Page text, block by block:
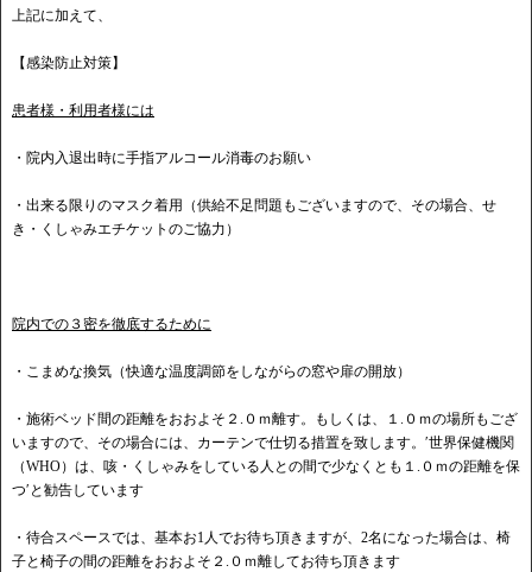
上記に加えて、
【感染防止対策】
患者様・利用者様には
・院内入退出時に手指アルコール消毒のお願い
・出来る限りのマスク着用（供給不足問題もございますので、その場合、せ
き・くしゃみエチケットのご協力）
院内での３密を徹底するために
・こまめな換気（快適な温度調節をしながらの窓や扉の開放）
・施術ベッド間の距離をおおよそ２.０ｍ離す。もしくは、１.０ｍの場所もござ
いますので、その場合には、カーテンで仕切る措置を致します。′世界保健機関
（WHO）は、咳・くしゃみをしている人との間で少なくとも１.０ｍの距離を保
つ′と勧告しています
・待合スペースでは、基本お1人でお待ち頂きますが、2名になった場合は、椅
子と椅子の間の距離をおおよそ２.０ｍ離してお待ち頂きます